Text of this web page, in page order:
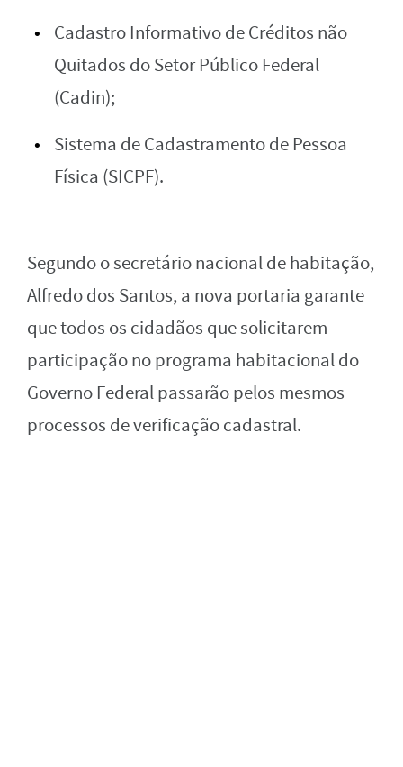
Cadastro Informativo de Créditos não
Quitados do Setor Público Federal
(Cadin);
Sistema de Cadastramento de Pessoa
Física (SICPF).
Segundo o secretário nacional de habitação,
Alfredo dos Santos, a nova portaria garante
que todos os cidadãos que solicitarem
participação no programa habitacional do
Governo Federal passarão pelos mesmos
processos de verificação cadastral.